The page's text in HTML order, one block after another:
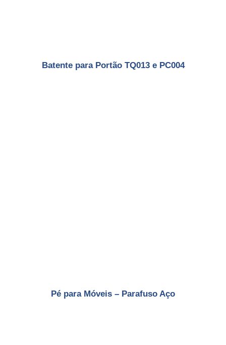
Batente para Portão TQ013 e PC004
Pé para Móveis – Parafuso Aço